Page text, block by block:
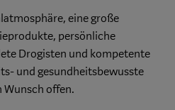
eine große
persönliche
Drogisten und kompetente
und gesundheitsbewusste
Wunsch offen.